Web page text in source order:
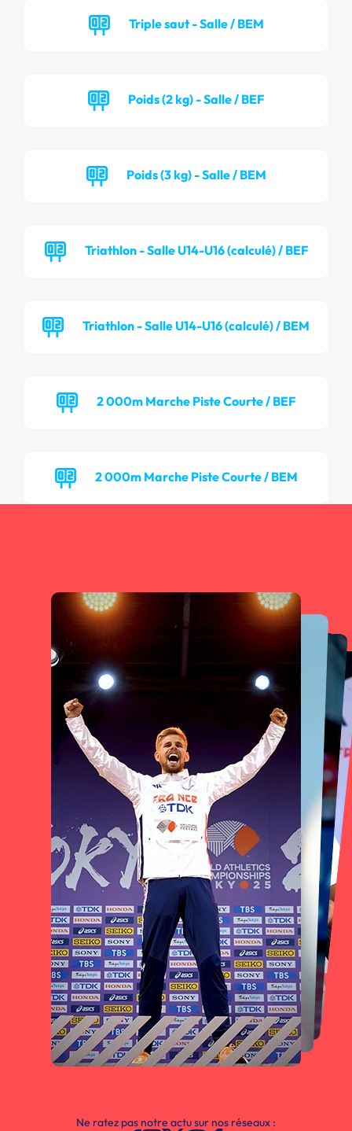
Triple saut - Salle / BEM
Poids (2 kg) - Salle / BEF
Poids (3 kg) - Salle / BEM
Triathlon - Salle U14-U16 (calculé) / BEF
Triathlon - Salle U14-U16 (calculé) / BEM
2 000m Marche Piste Courte / BEF
2 000m Marche Piste Courte / BEM
Ne ratez pas notre actu sur nos réseaux :